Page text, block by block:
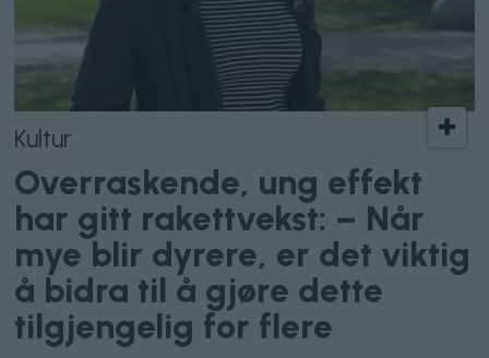
Kultur
Overraskende, ung effekt
har gitt rakettvekst: – Når
mye blir dyrere, er det viktig
å bidra til å gjøre dette
tilgjengelig for flere